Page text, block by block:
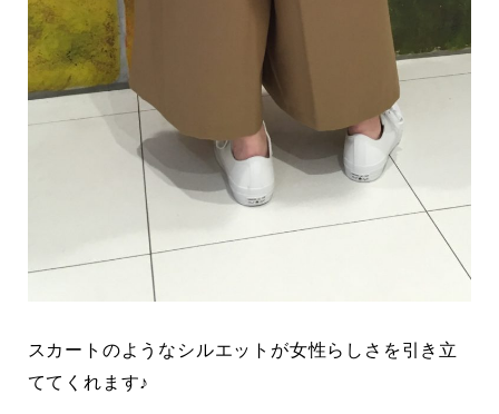
スカートのようなシルエットが女性らしさを引き立
ててくれます♪